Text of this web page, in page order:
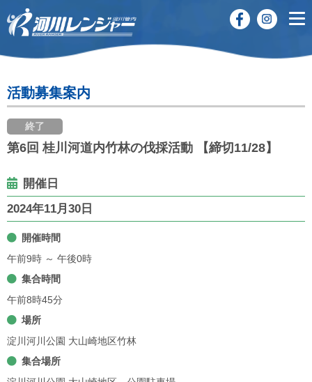
活動募集案内
終了
第6回 桂川河道内竹林の伐採活動 【締切11/28】
開催日
2024年11月30日
開催時間
午前9時 ～ 午後0時
集合時間
午前8時45分
場所
淀川河川公園 大山崎地区竹林
集合場所